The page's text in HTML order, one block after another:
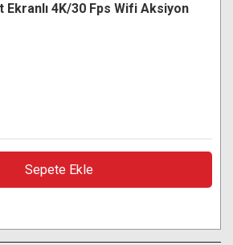
Ekranlı 4K/30 Fps Wifi Aksiyon
Sepete Ekle